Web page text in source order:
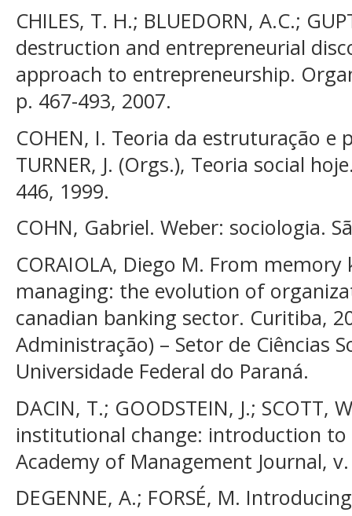
CHILES, T. H.; BLUEDORN, A.C.;
destruction and entrepreneurial
approach to entrepreneurship.
p. 467-493, 2007.
COHEN, I. Teoria da estruturação e
TURNER, J. (Orgs.), Teoria social
446, 1999.
COHN, Gabriel. Weber: sociologia.
CORAIOLA, Diego M. From
managing: the evolution of
canadian banking sector. Curitiba,
Administração) – Setor de Ciências
Universidade Federal do Paraná.
DACIN, T.; GOODSTEIN, J.;
institutional change: introduction
Academy of Management Journal,
DEGENNE, A.; FORSÉ, M.